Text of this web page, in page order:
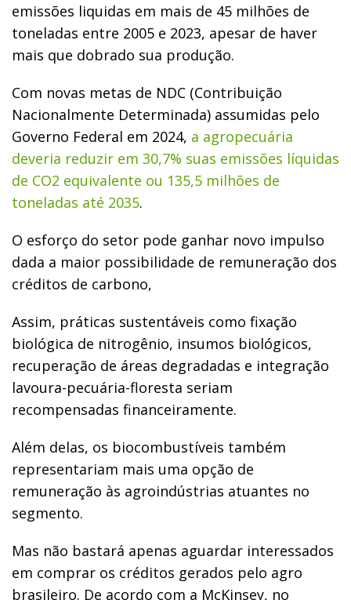
emissões liquidas em mais de 45 milhões de
toneladas entre 2005 e 2023, apesar de haver
mais que dobrado sua produção.
Com novas metas de NDC (Contribuição
Nacionalmente Determinada) assumidas pelo
Governo Federal em 2024, a agropecuária
deveria reduzir em 30,7% suas emissões líquidas
de CO2 equivalente ou 135,5 milhões de
toneladas até 2035.
O esforço do setor pode ganhar novo impulso
dada a maior possibilidade de remuneração dos
créditos de carbono,
Assim, práticas sustentáveis como fixação
biológica de nitrogênio, insumos biológicos,
recuperação de áreas degradadas e integração
lavoura-pecuária-floresta seriam
recompensadas financeiramente.
Além delas, os biocombustíveis também
representariam mais uma opção de
remuneração às agroindústrias atuantes no
segmento.
Mas não bastará apenas aguardar interessados
em comprar os créditos gerados pelo agro
brasileiro. De acordo com a McKinsey, no